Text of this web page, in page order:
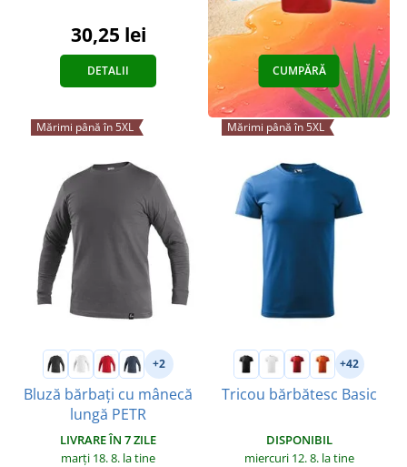
30,25 lei
DETALII CUMPĂRĂ
Mărimi până în 5XL
+2
Bluză bărbați cu mânecă
lungă PETR
LIVRARE ÎN 7 ZILE
marți 18. 8. la tine
Mărimi până în 5XL
+42
Tricou bărbătesc Basic
DISPONIBIL
miercuri 12. 8. la tine